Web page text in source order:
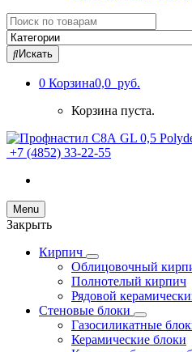
Search
for:
Искать
0 Корзина0,0 руб.
Корзина пуста.
+7 (4852) 33-22-55
Menu
Закрыть
Кирпич
Облицовочный
Полнотелый кирпич
Рядовой
Стеновые блоки
Газосиликатные
Керамические блоки